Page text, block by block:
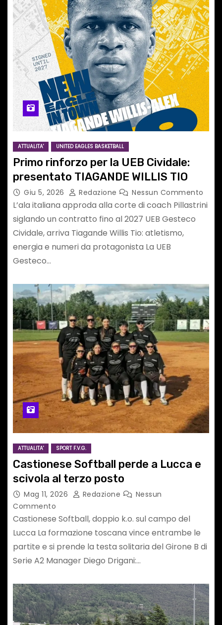
ATTUALITA' UNITED EAGLES BASKETBALL
Primo rinforzo per la UEB Cividale:
presentato TIAGANDE WILLIS TIO
Giu 5, 2026 Redazione Nessun Commento
L’ala italiana approda alla corte di coach Pillastrini
siglando un contratto fino al 2027 UEB Gesteco
Cividale, arriva Tiagande Willis Tio: atletismo,
energia e numeri da protagonista La UEB
Gesteco…
ATTUALITA' SPORT F.V.G.
Castionese Softball perde a Lucca e
scivola al terzo posto
Mag 11, 2026 Redazione
Nessun
Commento
Castionese Softball, doppio k.o. sul campo del
Lucca La formazione toscana vince entrambe le
partite e si prende la testa solitaria del Girone B di
Serie A2 Manager Diego Drigani:…